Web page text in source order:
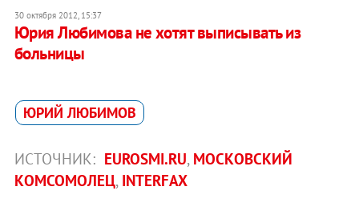
30 октября 2012, 15:37
Юрия Любимова не хотят выписывать из
больницы
ЮРИЙ ЛЮБИМОВ
ИСТОЧНИК: EUROSMI.RU, МОСКОВСКИЙ
КОМСОМОЛЕЦ, INTERFAX